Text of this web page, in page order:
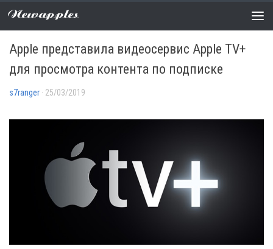
Newapples
НОВОСТИ 0 COMMENTS
Apple представила видеосервис Apple TV+
для просмотра контента по подписке
s7ranger · 25/03/2019